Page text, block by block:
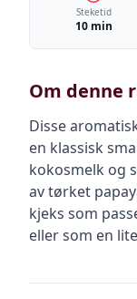
Steketid
10 min
Om denne
Disse
en klassisk
kokosmelk og
av tørket
kjeks som
eller som en